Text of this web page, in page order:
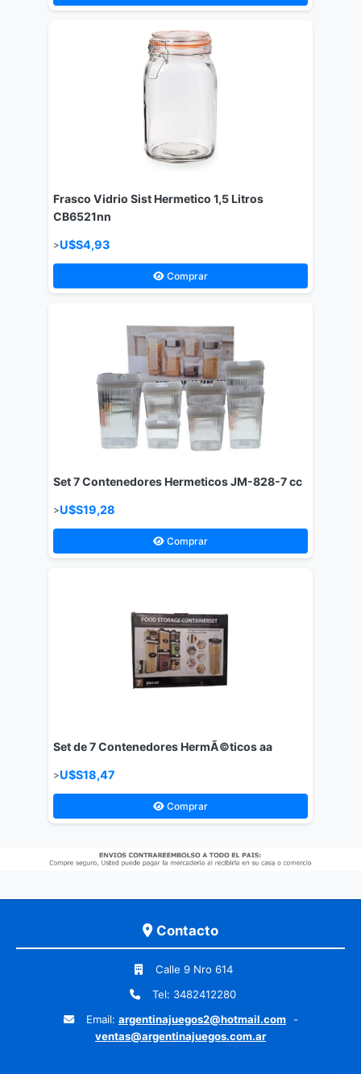
Frasco Vidrio Sist Hermetico 1,5 Litros
CB6521nn
>U$S4,93
Comprar
Set 7 Contenedores Hermeticos JM-828-7 cc
>U$S19,28
Comprar
Set de 7 Contenedores HermÃ©ticos aa
>U$S18,47
Comprar
Contacto
Calle 9 Nro 614
Tel: 3482412280
Email: argentinajuegos2@hotmail.com
-
ventas@argentinajuegos.com.ar